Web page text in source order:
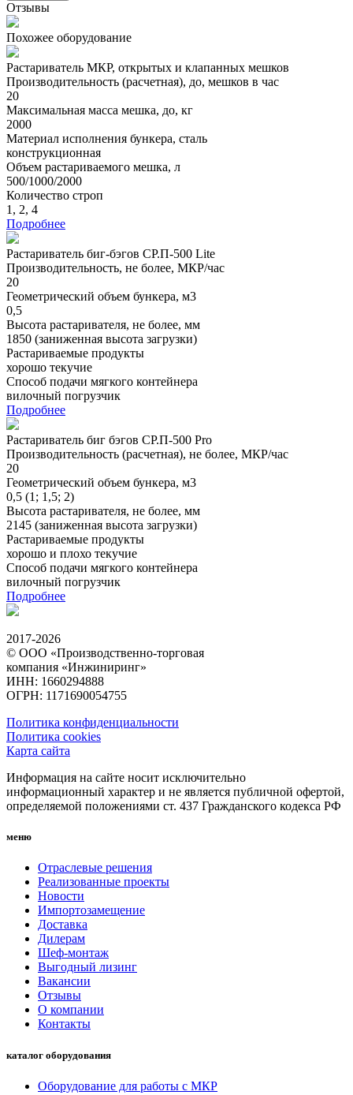
Отзывы
Похожее оборудование
Растариватель МКР, открытых и клапанных мешков
Производительность (расчетная), до, мешков в час
20
Максимальная масса мешка, до, кг
2000
Материал исполнения бункера, сталь
конструкционная
Объем растариваемого мешка, л
500/1000/2000
Количество строп
1, 2, 4
Подробнее
Растариватель биг-бэгов СР.П-500 Lite
Производительность, не более, МКР/час
20
Геометрический объем бункера, м3
0,5
Высота растаривателя, не более, мм
1850 (заниженная высота загрузки)
Растариваемые продукты
хорошо текучие
Способ подачи мягкого контейнера
вилочный погрузчик
Подробнее
Растариватель биг бэгов СР.П-500 Pro
Производительность (расчетная), не более, МКР/час
20
Геометрический объем бункера, м3
0,5 (1; 1,5; 2)
Высота растаривателя, не более, мм
2145 (заниженная высота загрузки)
Растариваемые продукты
хорошо и плохо текучие
Способ подачи мягкого контейнера
вилочный погрузчик
Подробнее
2017-2026
© ООО «Производственно-торговая
компания «Инжиниринг»
ИНН: 1660294888
ОГРН: 1171690054755
Политика конфиденциальности
Политика cookies
Карта сайта
Информация на сайте носит исключительно
информационный характер и не является публичной офертой,
определяемой положениями ст. 437 Гражданского кодекса РФ
меню
Отраслевые решения
Реализованные проекты
Новости
Импортозамещение
Доставка
Дилерам
Шеф-монтаж
Выгодный лизинг
Вакансии
Отзывы
О компании
Контакты
каталог оборудования
Оборудование для работы с МКР